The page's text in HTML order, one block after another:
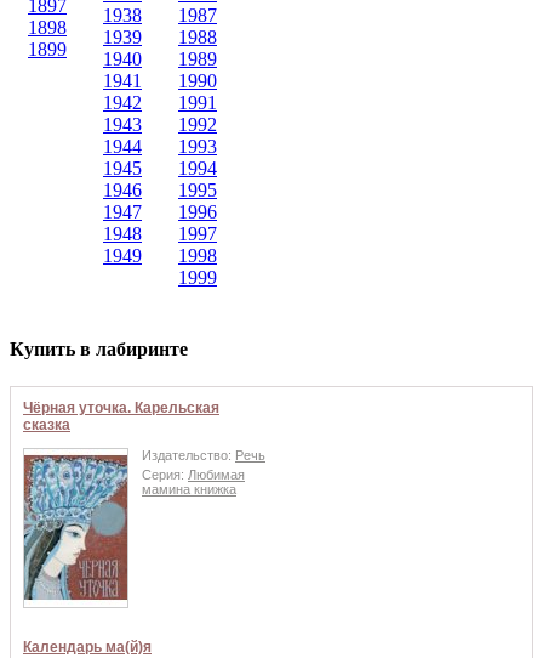
1897
1898
1899
1938
1939
1940
1941
1942
1943
1944
1945
1946
1947
1948
1949
1987
1988
1989
1990
1991
1992
1993
1994
1995
1996
1997
1998
1999
Купить в лабиринте
Чёрная уточка. Карельская
сказка
Издательство: Речь
Серия: Любимая
мамина книжка
Календарь ма(й)я